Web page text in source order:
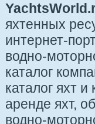
яхтенных
интернет-
водно-
каталог
каталог яхт
аренде яхт,
водно-